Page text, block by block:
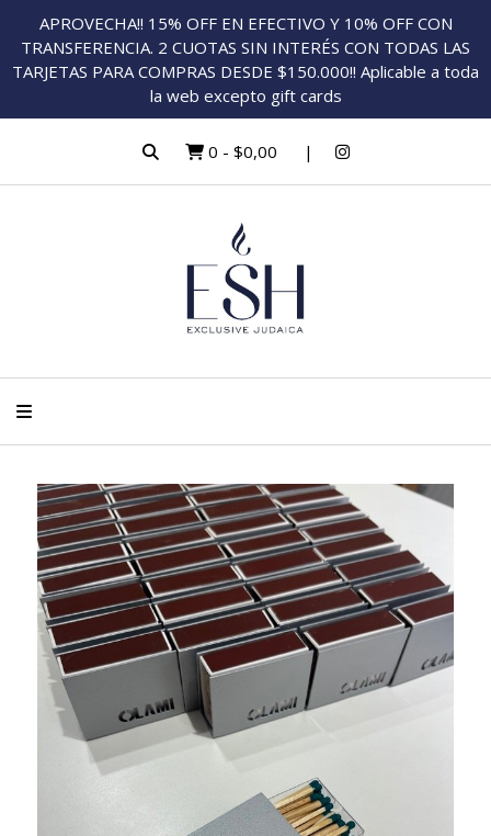
APROVECHA!! 15% OFF EN EFECTIVO Y 10% OFF CON
TRANSFERENCIA. 2 CUOTAS SIN INTERÉS CON TODAS LAS
TARJETAS PARA COMPRAS DESDE $150.000!! Aplicable a toda
la web excepto gift cards
0 - $0,00